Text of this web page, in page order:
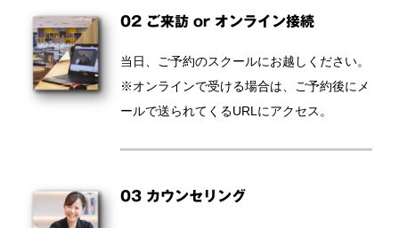
02 ご来訪 or オンライン接続
当日、ご予約のスクールにお越しください。
※オンラインで受ける場合は、ご予約後にメ
ールで送られてくるURLにアクセス。
03 カウンセリング